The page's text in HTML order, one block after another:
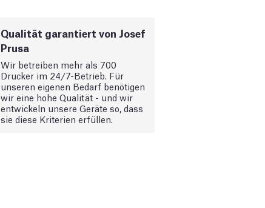
Qualität garantiert von Josef
Prusa
Wir betreiben mehr als 700
Drucker im 24/7-Betrieb. Für
unseren eigenen Bedarf benötigen
wir eine hohe Qualität - und wir
entwickeln unsere Geräte so, dass
sie diese Kriterien erfüllen.